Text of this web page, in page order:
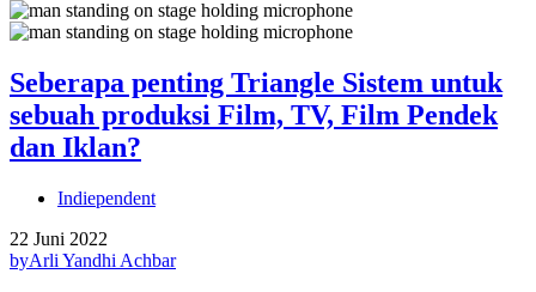
Seberapa penting Triangle Sistem untuk
sebuah produksi Film, TV, Film Pendek
dan Iklan?
Indiependent
22 Juni 2022
byArli Yandhi Achbar